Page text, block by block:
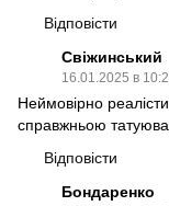
Відповісти
Свіжинський
16.01.2025 в
Неймовірно
справжньою
Відповісти
Бондаренко